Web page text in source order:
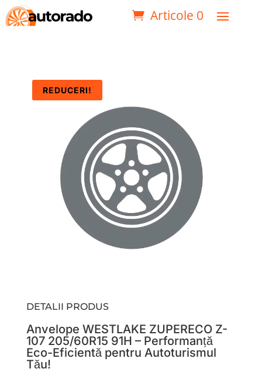
Articole 0
REDUCERI!
DETALII PRODUS
Anvelope WESTLAKE ZUPERECO Z-
107 205/60R15 91H – Performanță
Eco-Eficientă pentru Autoturismul
Tău!